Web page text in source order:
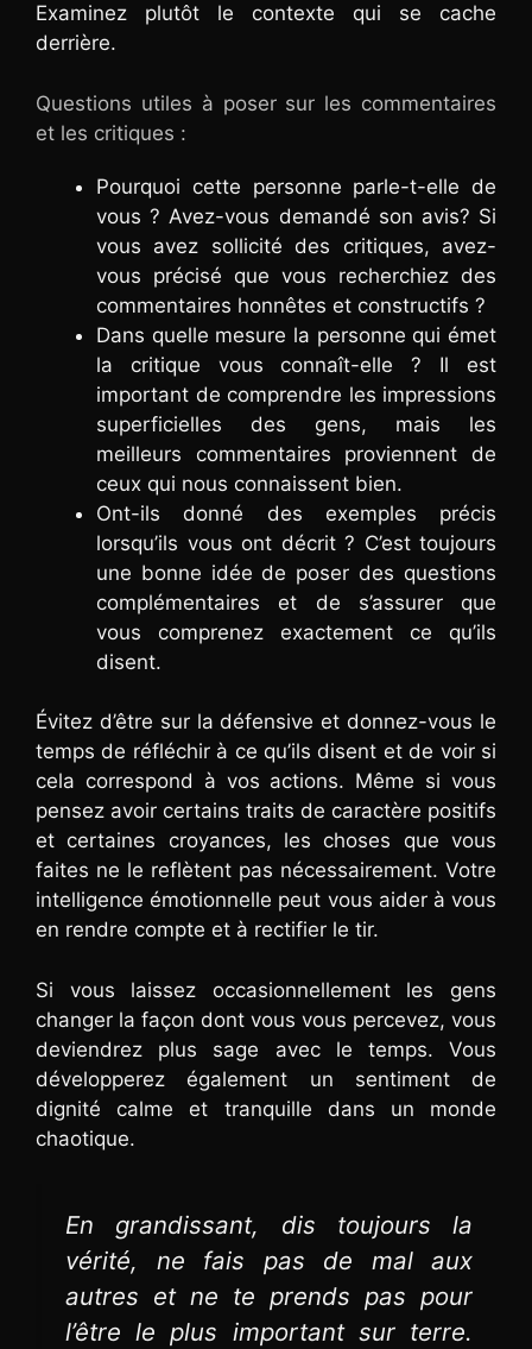
Examinez plutôt le contexte qui se cache
derrière.
Questions utiles à poser sur les commentaires
et les critiques :
Pourquoi cette personne parle-t-elle de
vous ? Avez-vous demandé son avis? Si
vous avez sollicité des critiques, avez-
vous précisé que vous recherchiez des
commentaires honnêtes et constructifs ?
Dans quelle mesure la personne qui émet
la critique vous connaît-elle ? Il est
important de comprendre les impressions
superficielles des gens, mais les
meilleurs commentaires proviennent de
ceux qui nous connaissent bien.
Ont-ils donné des exemples précis
lorsqu’ils vous ont décrit ? C’est toujours
une bonne idée de poser des questions
complémentaires et de s’assurer que
vous comprenez exactement ce qu’ils
disent.
Évitez d’être sur la défensive et donnez-vous le
temps de réfléchir à ce qu’ils disent et de voir si
cela correspond à vos actions. Même si vous
pensez avoir certains traits de caractère positifs
et certaines croyances, les choses que vous
faites ne le reflètent pas nécessairement. Votre
intelligence émotionnelle peut vous aider à vous
en rendre compte et à rectifier le tir.
Si vous laissez occasionnellement les gens
changer la façon dont vous vous percevez, vous
deviendrez plus sage avec le temps. Vous
développerez également un sentiment de
dignité calme et tranquille dans un monde
chaotique.
En grandissant, dis toujours la
vérité, ne fais pas de mal aux
autres et ne te prends pas pour
l’être le plus important sur terre.